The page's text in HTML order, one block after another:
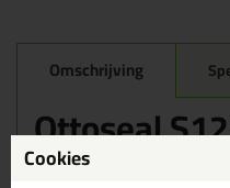
Omschrijving
Ottoseal
Cookies